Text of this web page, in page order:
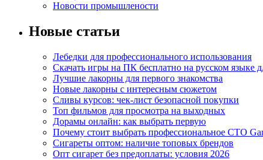
Новости промышлености
Новые статьи
Лебедки для профессионального использования
Скачать игры на ПК бесплатно на русском языке
Лучшие лакорны для первого знакомства
Новые лакорны с интересным сюжетом
Сливы курсов: чек-лист безопасной покупки
Топ фильмов для просмотра на выходных
Дорамы онлайн: как выбрать первую
Почему стоит выбрать профессиональное СТО
Сигареты оптом: наличие топовых брендов
Опт сигарет без предоплаты: условия 2026